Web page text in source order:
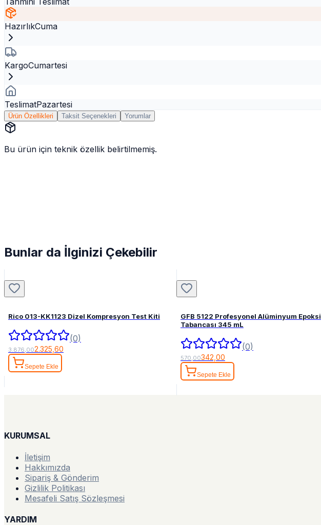
HazırlıkCuma
KargoCumartesi
TeslimatPazartesi
Ürün Özellikleri Taksit Seçenekleri Yorumlar
Bu ürün için teknik özellik belirtilmemiş.
Bunlar da İlginizi Çekebilir
Rico 013-KK1123 Dizel Kompresyon Test Kiti
(0)
3.876,002.325,60
Sepete Ekle
GFB 5122 Profesyonel Alüminyum Epoksi
Tabancası 345 mL
(0)
570,00342,00
Sepete Ekle
KURUMSAL
İletişim
Hakkımızda
Sipariş & Gönderim
Gizlilik Politikası
Mesafeli Satış Sözleşmesi
YARDIM